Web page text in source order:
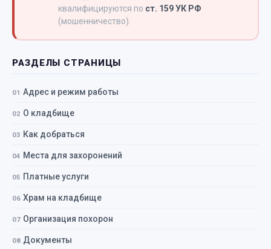
квалифицируются по ст. 159 УК РФ
(мошенничество).
РАЗДЕЛЫ СТРАНИЦЫ
Адрес и режим работы
О кладбище
Как добраться
Места для захоронений
Платные услуги
Храм на кладбище
Организация похорон
Документы